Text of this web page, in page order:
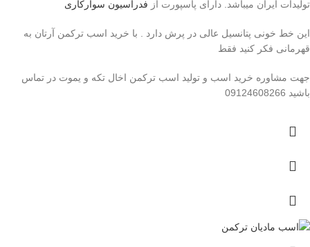
تولیدات ایران میباشد. دارای پاسپورت از فدراسیون سوارکاری
این خط خونی پتانسیل عالی در پرش دارد . با خرید اسب ترکمن آرتان به
قهرمانی فکر کنید فقط
جهت مشاوره خرید اسب و تولید اسب ترکمن اخال تکه و یموت در تماس
باشید 09124608266